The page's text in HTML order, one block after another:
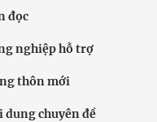
đọc
nghiệp hỗ trợ
thôn mới
dung chuyên đề